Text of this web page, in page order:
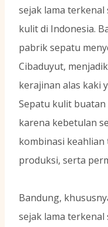
sejak lama
kulit di Indonesia.
pabrik sepatu
Cibaduyut,
kerajinan alas kaki
Sepatu kulit
karena kebetulan
kombinasi
produksi, serta
Bandung,
sejak lama